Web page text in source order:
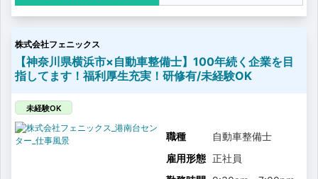
・簡単な車両点検
・車検のご案内
株式会社フェニックス
【神奈川県横浜市×自動車整備士】100年続く企業を目
指してます！福利厚生充実！研修有/未経験OK
未経験OK
職種
自動車整備士
雇用形態 正社員